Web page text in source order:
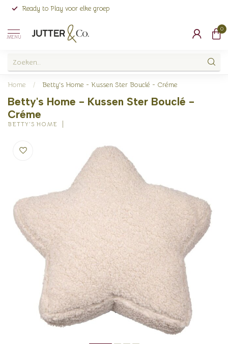
Ready to Play voor elke groep
MENU
0
Home / Betty's Home - Kussen Ster Bouclé - Créme
Betty's Home - Kussen Ster Bouclé -
Créme
BETTY'S HOME